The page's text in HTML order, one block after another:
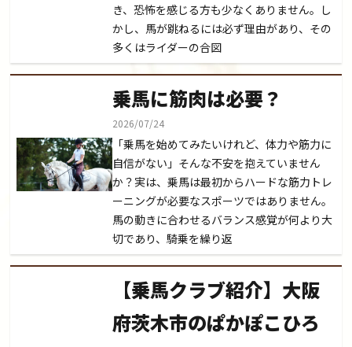
き、恐怖を感じる方も少なくありません。し
かし、馬が跳ねるには必ず理由があり、その
多くはライダーの合図
乗馬に筋肉は必要？
2026/07/24
「乗馬を始めてみたいけれど、体力や筋力に
自信がない」そんな不安を抱えていません
か？実は、乗馬は最初からハードな筋力トレ
ーニングが必要なスポーツではありません。
馬の動きに合わせるバランス感覚が何より大
切であり、騎乗を繰り返
【乗馬クラブ紹介】大阪
府茨木市のぱかぽこひろ